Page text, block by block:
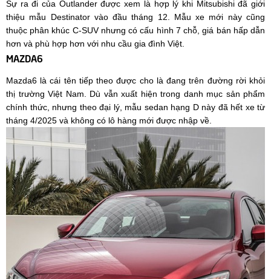
Sự ra đi của Outlander được xem là hợp lý khi Mitsubishi đã giới
thiệu mẫu Destinator vào đầu tháng 12. Mẫu xe mới này cũng
thuộc phân khúc C-SUV nhưng có cấu hình 7 chỗ, giá bán hấp dẫn
hơn và phù hợp hơn với nhu cầu gia đình Việt.
MAZDA6
Mazda6 là cái tên tiếp theo được cho là đang trên đường rời khỏi
thị trường Việt Nam. Dù vẫn xuất hiện trong danh mục sản phẩm
chính thức, nhưng theo đại lý, mẫu sedan hạng D này đã hết xe từ
tháng 4/2025 và không có lô hàng mới được nhập về.